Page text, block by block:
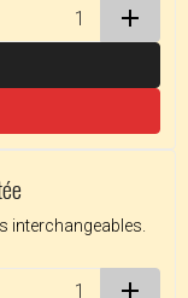
interchangeables.